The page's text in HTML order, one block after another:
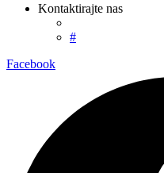
Kontaktirajte nas
#
Facebook